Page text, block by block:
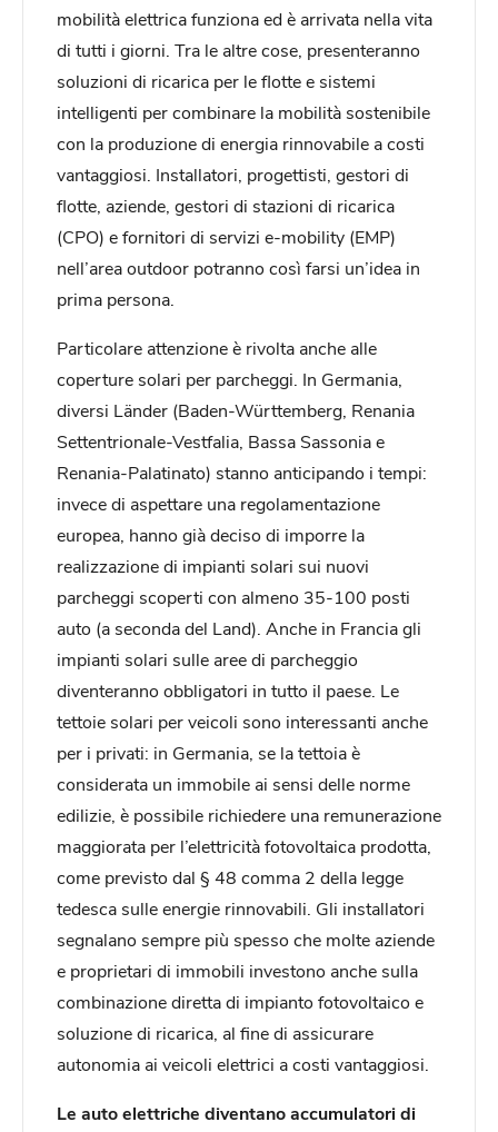
mobilità elettrica funziona ed è arrivata nella vita
di tutti i giorni. Tra le altre cose, presenteranno
soluzioni di ricarica per le flotte e sistemi
intelligenti per combinare la mobilità sostenibile
con la produzione di energia rinnovabile a costi
vantaggiosi. Installatori, progettisti, gestori di
flotte, aziende, gestori di stazioni di ricarica
(CPO) e fornitori di servizi e-mobility (EMP)
nell’area outdoor potranno così farsi un’idea in
prima persona.
Particolare attenzione è rivolta anche alle
coperture solari per parcheggi. In Germania,
diversi Länder (Baden-Württemberg, Renania
Settentrionale-Vestfalia, Bassa Sassonia e
Renania-Palatinato) stanno anticipando i tempi:
invece di aspettare una regolamentazione
europea, hanno già deciso di imporre la
realizzazione di impianti solari sui nuovi
parcheggi scoperti con almeno 35-100 posti
auto (a seconda del Land). Anche in Francia gli
impianti solari sulle aree di parcheggio
diventeranno obbligatori in tutto il paese. Le
tettoie solari per veicoli sono interessanti anche
per i privati: in Germania, se la tettoia è
considerata un immobile ai sensi delle norme
edilizie, è possibile richiedere una remunerazione
maggiorata per l’elettricità fotovoltaica prodotta,
come previsto dal § 48 comma 2 della legge
tedesca sulle energie rinnovabili. Gli installatori
segnalano sempre più spesso che molte aziende
e proprietari di immobili investono anche sulla
combinazione diretta di impianto fotovoltaico e
soluzione di ricarica, al fine di assicurare
autonomia ai veicoli elettrici a costi vantaggiosi.
Le auto elettriche diventano accumulatori di